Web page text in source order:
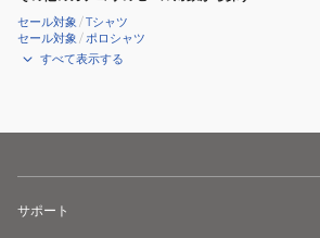
セール対象 /Tシャツ
セール対象 /ポロシャツ
すべて表示する
サポート